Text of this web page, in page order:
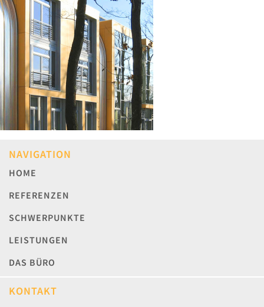
NAVIGATION
HOME
REFERENZEN
SCHWERPUNKTE
LEISTUNGEN
DAS BÜRO
KONTAKT